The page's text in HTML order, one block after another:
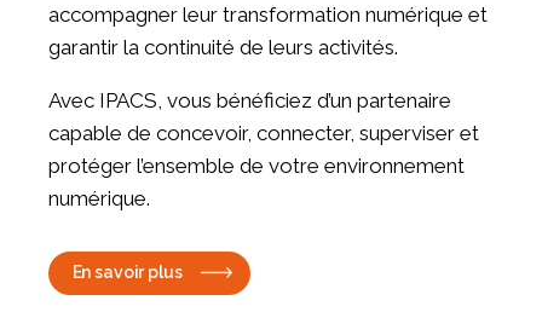
accompagner leur transformation numérique et
garantir la continuité de leurs activités.
Avec IPACS, vous bénéficiez d’un partenaire
capable de concevoir, connecter, superviser et
protéger l’ensemble de votre environnement
numérique.
En savoir plus